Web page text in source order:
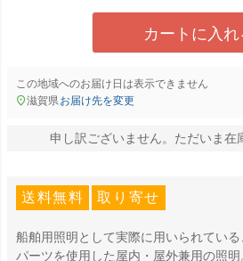
カートに入れ
この地域へのお届け日は表示できません
滋賀県お届け先を変更
申し訳ございません。ただいま在
送料無料 取り寄せ
船舶用照明として実際に用いられてい
パーツを使用した屋内・屋外兼用の照明